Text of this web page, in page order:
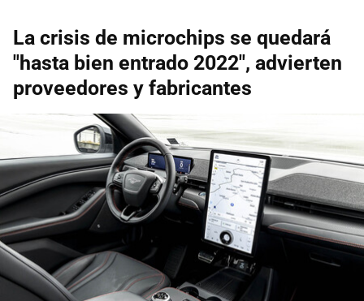
La crisis de microchips se quedará
"hasta bien entrado 2022", advierten
proveedores y fabricantes